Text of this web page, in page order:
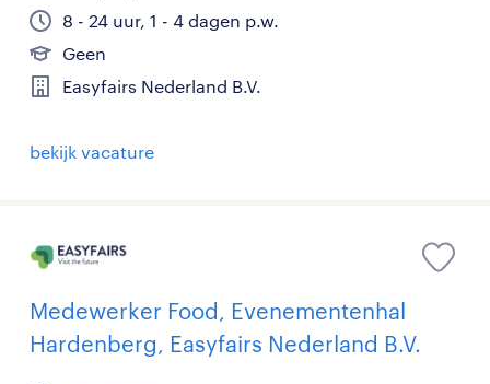
8 - 24 uur, 1 - 4 dagen p.w.
Geen
Easyfairs Nederland B.V.
bekijk vacature
Medewerker Food, Evenementenhal
Hardenberg, Easyfairs Nederland B.V.